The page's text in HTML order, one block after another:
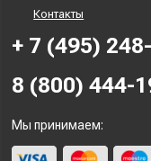
Контакты
+ 7 (495)
8 (800) 444-
Мы принимаем: